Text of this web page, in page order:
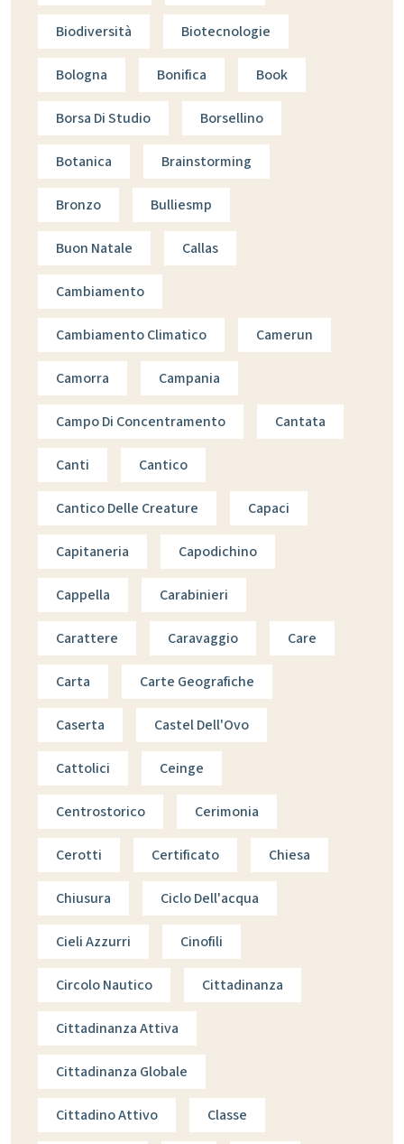
Biodiversità Biotecnologie
Bologna Bonifica Book
Borsa Di Studio Borsellino
Botanica Brainstorming
Bronzo Bulliesmp
Buon Natale Callas
Cambiamento
Cambiamento Climatico Camerun
Camorra Campania
Campo Di Concentramento Cantata
Canti Cantico
Cantico Delle Creature Capaci
Capitaneria Capodichino
Cappella Carabinieri
Carattere Caravaggio Care
Carta Carte Geografiche
Caserta Castel Dell'Ovo
Cattolici Ceinge
Centrostorico Cerimonia
Cerotti Certificato Chiesa
Chiusura Ciclo Dell'acqua
Cieli Azzurri Cinofili
Circolo Nautico Cittadinanza
Cittadinanza Attiva
Cittadinanza Globale
Cittadino Attivo Classe